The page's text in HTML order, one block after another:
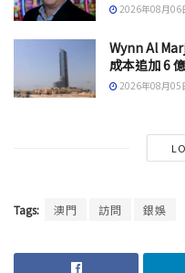
2026年08月06
Wynn Al
成本追加 6
2026年08月05
Tags: 澳門 訪問 銀娛